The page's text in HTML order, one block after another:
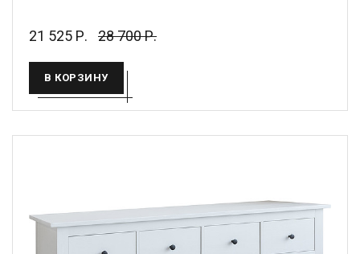
21 525 Р. 28 700 Р.
В КОРЗИНУ